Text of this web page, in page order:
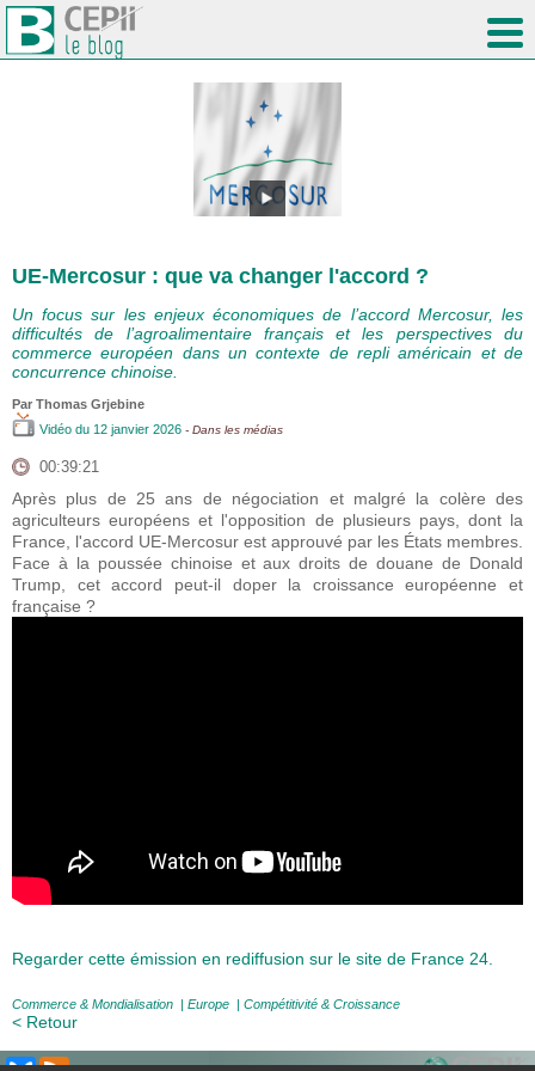
UE-Mercosur : que va changer l'accord ?
Un focus sur les enjeux économiques de l’accord Mercosur, les
difficultés de l’agroalimentaire français et les perspectives du
commerce européen dans un contexte de repli américain et de
concurrence chinoise.
Par Thomas Grjebine
Vidéo du 12 janvier 2026 - Dans les médias
00:39:21
Après plus de 25 ans de négociation et malgré la colère des
agriculteurs européens et l'opposition de plusieurs pays, dont la
France, l'accord UE-Mercosur est approuvé par les États membres.
Face à la poussée chinoise et aux droits de douane de Donald
Trump, cet accord peut-il doper la croissance européenne et
française ?
Regarder cette émission en rediffusion sur le site de France 24.
Commerce & Mondialisation | Europe | Compétitivité & Croissance
< Retour